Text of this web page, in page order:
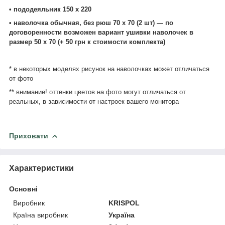
• пододеяльник 150 х 220
• наволочка обычная, без рюш 70 х 70 (2 шт) ― по
договоренности возможен вариант ушивки наволочек в
размер 50 х 70 (+ 50 грн к стоимости комплекта)
* в некоторых моделях рисунок на наволочках может отличаться
от фото
** внимание! оттенки цветов на фото могут отличаться от
реальных, в зависимости от настроек вашего монитора
Приховати
Характеристики
Основні
Виробник
KRISPOL
Країна виробник
Україна